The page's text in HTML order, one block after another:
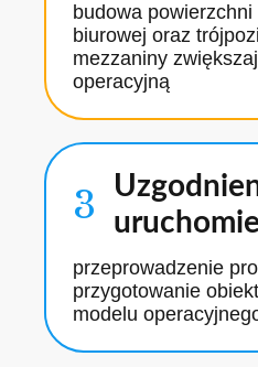
budowa
biurowej oraz
mezzaniny
operacyjną
3
przeprowadzenie
przygotowanie
modelu